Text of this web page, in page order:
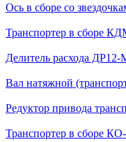
Ось в сборе со
Транспортер в сборе
Делитель расхода
Вал натяжной
Редуктор привода
Транспортер в сборе